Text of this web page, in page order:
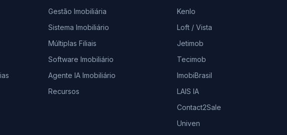
Gestão Imobiliária
Sistema Imobiliário
Múltiplas Filiais
Software Imobiliário
Agente IA Imobiliário
Recursos
Kenlo
Loft / Vista
Jetimob
Tecimob
ImobiBrasil
LAIS IA
Contact2Sale
Univen